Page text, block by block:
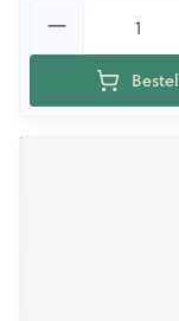
Bestel